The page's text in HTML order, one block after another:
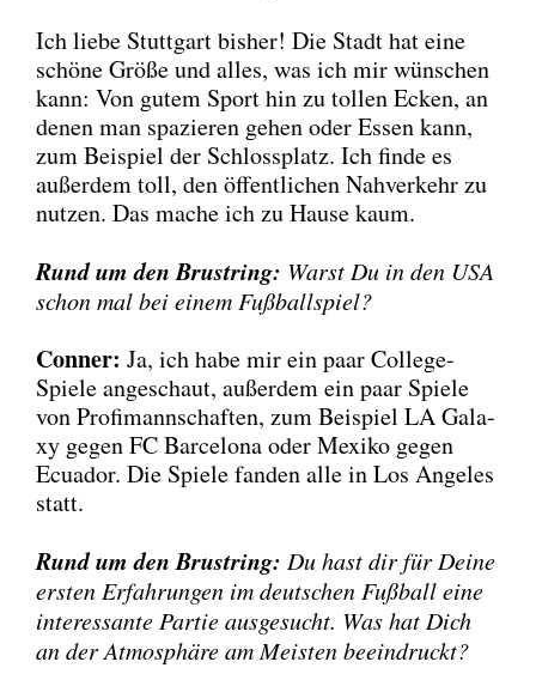
Ich lie­be Stutt­gart bis­her! Die Stadt hat eine
schö­ne Grö­ße und alles, was ich mir wün­schen
kann: Von gutem Sport hin zu tol­len Ecken, an
denen man spa­zie­ren gehen oder Essen kann,
zum Bei­spiel der Schloss­platz. Ich fin­de es
außer­dem toll, den öffent­li­chen Nah­ver­kehr zu
nut­zen. Das mache ich zu Hau­se kaum.
Rund um den Brust­ring: Warst Du in den USA
schon mal bei einem Fuß­ball­spiel?
Con­ner: Ja, ich habe mir ein paar Col­lege-
Spie­le ange­schaut, außer­dem ein paar Spie­le
von Pro­fi­mann­schaf­ten, zum Bei­spiel LA Gala­
xy gegen FC Bar­ce­lo­na oder Mexi­ko gegen
Ecua­dor. Die Spie­le fan­den alle in Los Ange­les
statt.
Rund um den Brust­ring: Du hast dir für Dei­ne
ers­ten Erfah­run­gen im deut­schen Fuß­ball eine
inter­es­san­te Par­tie aus­ge­sucht. Was hat Dich
an der Atmo­sphä­re am Meis­ten beein­druckt?